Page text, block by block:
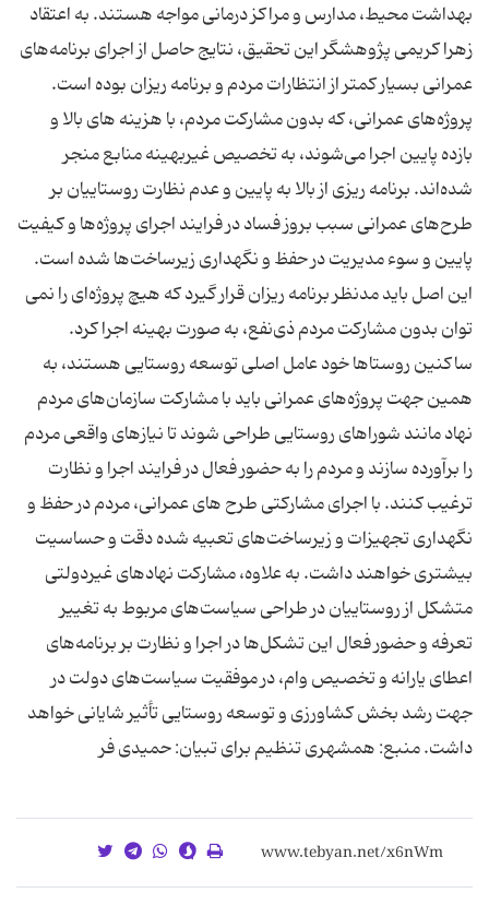
بهداشت محیط، مدارس و مراکز درمانی مواجه هستند. به اعتقاد
زهرا کریمی پژوهشگر این تحقیق، نتایج حاصل از اجرای برنامه‌های
عمرانی بسیار کمتر از انتظارات مردم و برنامه‌ ریزان بوده است.
پروژه‌های عمرانی، که بدون مشارکت مردم، با هزینه‌ های بالا و
بازده پایین اجرا می‌شوند، به تخصیص غیربهینه منابع منجر
شده‌اند. برنامه‌ ریزی از بالا به پایین و عدم نظارت روستاییان بر
طرح‌های عمرانی سبب بروز فساد در فرایند اجرای پروژه‌ها و کیفیت
پایین و سوء مدیریت در حفظ و نگهداری زیرساخت‌ها شده است.
این اصل باید مدنظر برنامه ‌ریزان قرار گیرد که هیچ پروژه‌ای را نمی‌
توان بدون مشارکت مردم ذی‌نفع، به صورت بهینه اجرا کرد.
ساکنین روستاها خود عامل اصلی توسعه روستایی هستند، به
همین جهت پروژه‌های عمرانی باید با مشارکت سازمان‌های مردم
نهاد مانند شوراهای روستایی طراحی شوند تا نیازهای واقعی مردم
را برآورده سازند و مردم را به حضور فعال در فرایند اجرا و نظارت
ترغیب کنند. با اجرای مشارکتی طرح‌ های عمرانی، مردم در حفظ و
نگهداری تجهیزات و زیرساخت‌های تعبیه شده دقت و حساسیت
بیشتری خواهند داشت. به علاوه، مشارکت نهاد‌های غیردولتی
متشکل از روستاییان در طراحی سیاست‌های مربوط به تغییر
تعرفه و حضور فعال این تشکل‌ها در اجرا و نظارت بر برنامه‌های
اعطای یارانه و تخصیص وام، در موفقیت سیاست‌های دولت در
جهت رشد بخش کشاورزی و توسعه روستایی تأثیر شایانی خواهد
داشت. منبع: همشهری تنظیم برای تبیان: حمیدی فر